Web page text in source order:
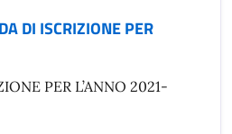
DI ISCRIZIONE PER
PER L’ANNO 2021-